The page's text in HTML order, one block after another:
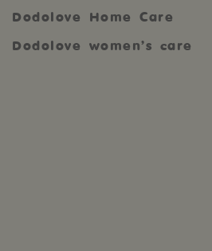
Dodolove Home Care
Dodolove women’s care